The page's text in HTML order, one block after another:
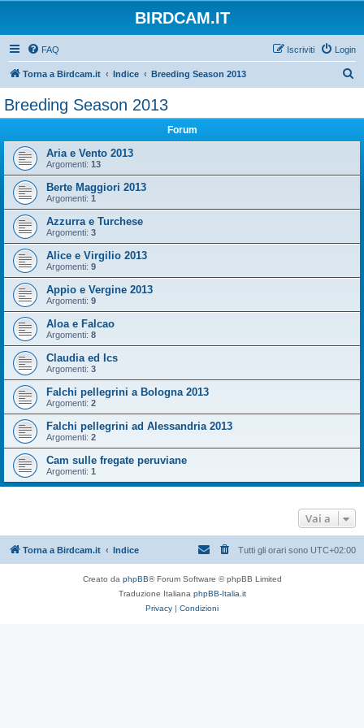
BIRDCAM.IT
FAQ Login
Iscriviti
Torna a Birdcam.it Indice Breeding Season 2013
Breeding Season 2013
Forum
Aria e Vento 2013
Argomenti: 13
Berte Maggiori 2013
Argomenti: 1
Azzurra e Turchese
Argomenti: 3
Alice e Virgilio 2013
Argomenti: 9
Appio e Vergine 2013
Argomenti: 9
Aloa e Falcao
Argomenti: 8
Claudia ed Ics
Argomenti: 3
Falchi pellegrini a Bologna 2013
Argomenti: 2
Falchi pellegrini ad Alessandria 2013
Argomenti: 2
Cam sulle fregate peruviane
Argomenti: 1
Vai a
Torna a Birdcam.it Indice Tutti gli orari sono UTC+02:00
Creato da phpBB® Forum Software © phpBB Limited
Traduzione Italiana phpBB-Italia.it
Privacy | Condizioni